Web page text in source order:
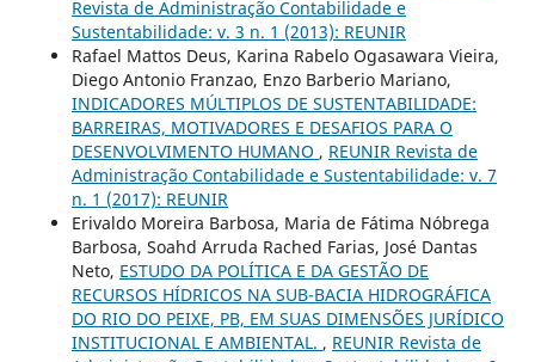
Revista de Administração Contabilidade e
Sustentabilidade: v. 3 n. 1 (2013): REUNIR
Rafael Mattos Deus, Karina Rabelo Ogasawara Vieira,
Diego Antonio Franzao, Enzo Barberio Mariano,
INDICADORES MÚLTIPLOS DE SUSTENTABILIDADE:
BARREIRAS, MOTIVADORES E DESAFIOS PARA O
DESENVOLVIMENTO HUMANO , REUNIR Revista de
Administração Contabilidade e Sustentabilidade: v. 7
n. 1 (2017): REUNIR
Erivaldo Moreira Barbosa, Maria de Fátima Nóbrega
Barbosa, Soahd Arruda Rached Farias, José Dantas
Neto, ESTUDO DA POLÍTICA E DA GESTÃO DE
RECURSOS HÍDRICOS NA SUB-BACIA HIDROGRÁFICA
DO RIO DO PEIXE, PB, EM SUAS DIMENSÕES JURÍDICO
INSTITUCIONAL E AMBIENTAL. , REUNIR Revista de